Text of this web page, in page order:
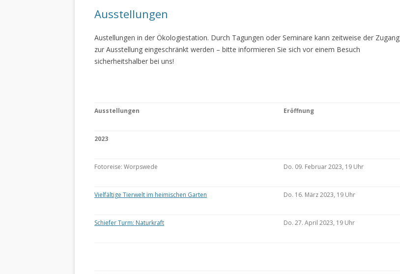
Ausstellungen
Austellungen in der Ökologiestation. Durch Tagungen oder Seminare kann zeitweise der Zugang
zur Ausstellung eingeschränkt werden – bitte informieren Sie sich vor einem Besuch
sicherheitshalber bei uns!
Ausstellungen Eröffnung
2023
Fotoreise: Worpswede Do. 09. Februar 2023, 19 Uhr
Vielfältige Tierwelt im heimischen Garten Do. 16. März 2023, 19 Uhr
Schiefer Turm: Naturkraft Do. 27. April 2023, 19 Uhr